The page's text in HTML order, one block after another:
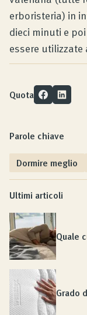
erboristeria) in
dieci minuti e
essere
Quota
Parole chiave
Dormire meglio
Ultimi articoli
Quale
Grado